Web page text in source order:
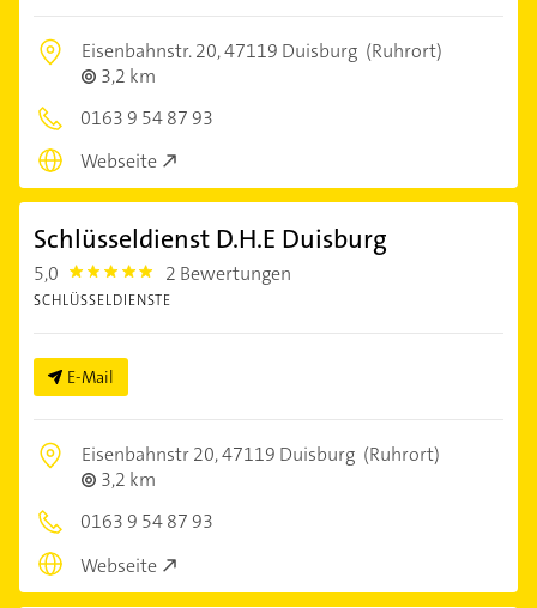
Eisenbahnstr. 20,47119 Duisburg (Ruhrort)
3,2 km
0163 9 54 87 93
Webseite
Schlüsseldienst D.H.E Duisburg
5,0 5.0 2 Bewertungen
SCHLÜSSELDIENSTE
E-Mail
Eisenbahnstr 20,47119 Duisburg (Ruhrort)
3,2 km
0163 9 54 87 93
Webseite